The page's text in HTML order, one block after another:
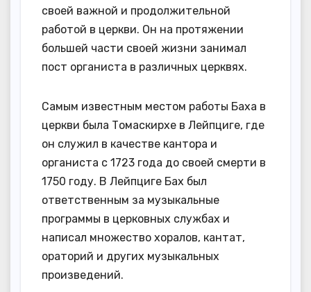
своей важной и продолжительной
работой в церкви. Он на протяжении
большей части своей жизни занимал
пост органиста в различных церквях.
Самым известным местом работы Баха в
церкви была Томаскирхе в Лейпциге, где
он служил в качестве кантора и
органиста с 1723 года до своей смерти в
1750 году. В Лейпциге Бах был
ответственным за музыкальные
программы в церковных службах и
написал множество хоралов, кантат,
ораторий и других музыкальных
произведений.